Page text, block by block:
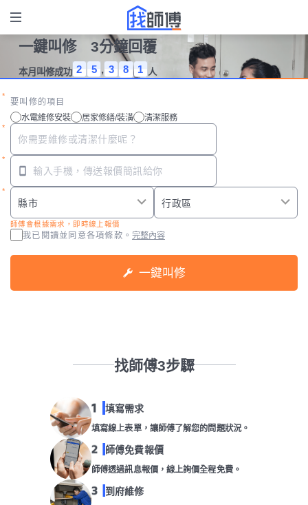
一鍵叫修 3分鐘回覆
本月叫修成功 2 5 , 3 8 1 人
要叫修的項目
水電維修安裝
居家修繕/裝潢 清潔服務
師傅會根據需求，即時線上報價
我已閱讀並同意各項條款。 完整內容
一鍵叫修
找師傅3步驟
填寫需求
填寫線上表單，讓師傅了解您的問題狀況。
師傅免費報價
師傅透過訊息報價，線上詢價全程免費。
到府維修